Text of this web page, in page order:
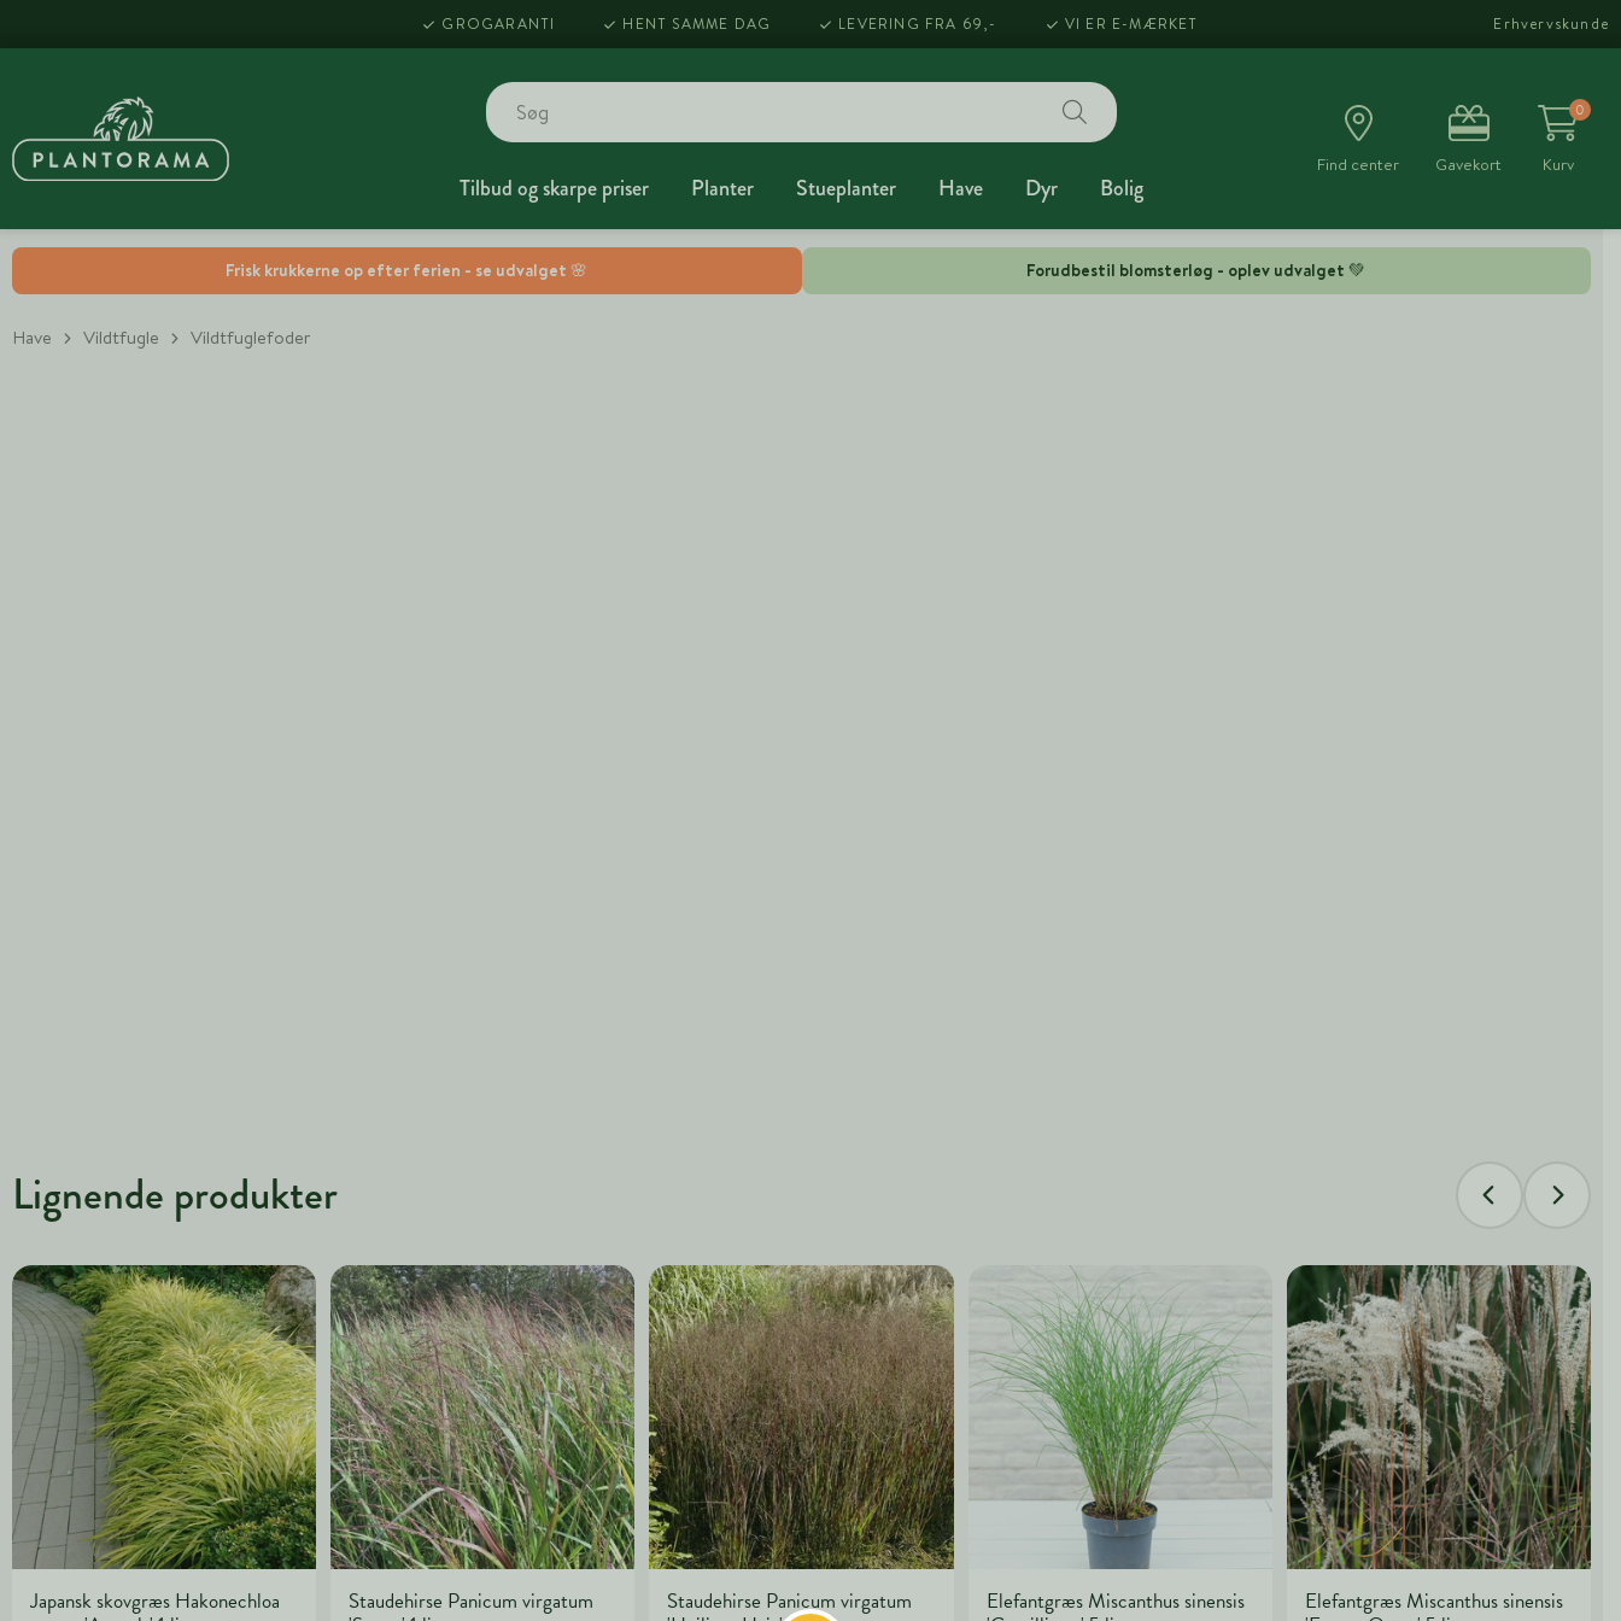
Frisk krukkerne op efter ferien - se udvalget 🌸 Forudbestil blomsterløg - oplev udvalget 💚
GROGARANTI HENT SAMME DAG LEVERING FRA 69,- VI ER E-MÆRKET Erhvervskunde
Tilbud og skarpe priser Planter Stueplanter Have Dyr Bolig
Find center Gavekort
0
Kurv
Have Vildtfugle Vildtfuglefoder
Lignende produkter
Japansk skovgræs Hakonechloa
Staudehirse Panicum virgatum
Staudehirse Panicum virgatum
Elefantgræs Miscanthus sinensis
Elefantgræs Miscanthus sinensis